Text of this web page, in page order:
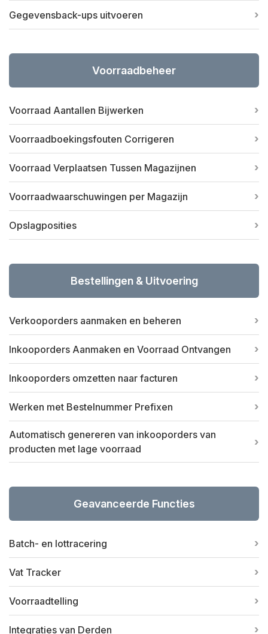
Gegevensback-ups uitvoeren
Voorraadbeheer
Voorraad Aantallen Bijwerken
Voorraadboekingsfouten Corrigeren
Voorraad Verplaatsen Tussen Magazijnen
Voorraadwaarschuwingen per Magazijn
Opslagposities
Bestellingen & Uitvoering
Verkooporders aanmaken en beheren
Inkooporders Aanmaken en Voorraad Ontvangen
Inkooporders omzetten naar facturen
Werken met Bestelnummer Prefixen
Automatisch genereren van inkooporders van
producten met lage voorraad
Geavanceerde Functies
Batch- en lottracering
Vat Tracker
Voorraadtelling
Integraties van Derden